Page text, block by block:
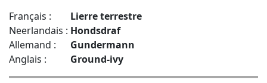
Français :
Lierre terrestre
Neerlandais : Hondsdraf
Allemand :
Gundermann
Anglais :
Ground-ivy